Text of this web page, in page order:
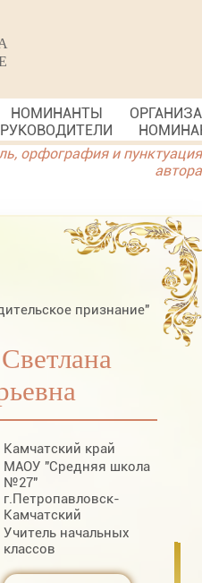
НОМИНАНТЫ
РУКОВОДИТЕЛИ
орфография и пунктуация
автора
признание"
Камчатский край
МАОУ "Средняя школа
№27"
г.Петропавловск-
Камчатский
Учитель начальных
классов